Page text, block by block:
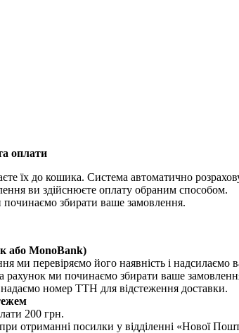
оплати
їх до кошика. Система автоматично
ви здійснюєте оплату обраним способом.
збирати ваше замовлення.
або MonoBank)
ми перевіряємо його наявність і
рахунок ми починаємо збирати ваше
номер ТТН для відстеження доставки.
200 грн.
отриманні посилки у відділенні «Нової